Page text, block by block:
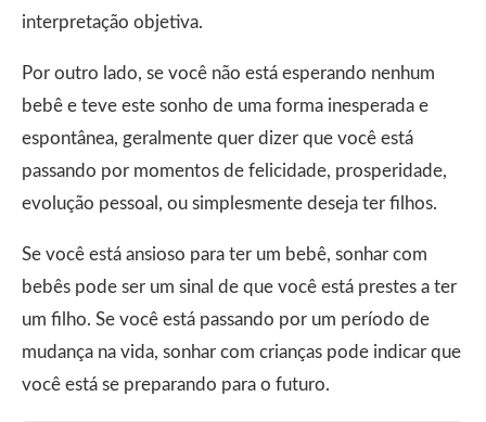
interpretação objetiva.
Por outro lado, se você não está esperando nenhum
bebê e teve este sonho de uma forma inesperada e
espontânea, geralmente quer dizer que você está
passando por momentos de felicidade, prosperidade,
evolução pessoal, ou simplesmente deseja ter filhos.
Se você está ansioso para ter um bebê, sonhar com
bebês pode ser um sinal de que você está prestes a ter
um filho. Se você está passando por um período de
mudança na vida, sonhar com crianças pode indicar que
você está se preparando para o futuro.